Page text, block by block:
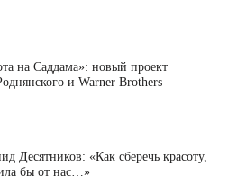
на Саддама»: новый проект
и Warner Brothers
Десятников: «Как сберечь красоту,
бы от нас…»